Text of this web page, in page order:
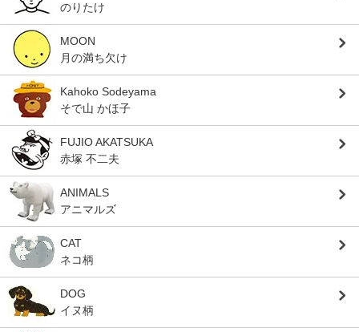
のりたけ
MOON
月の満ち欠け
Kahoko Sodeyama
そで山 かほ子
FUJIO AKATSUKA
赤塚 不二夫
ANIMALS
アニマルズ
CAT
ネコ柄
DOG
イヌ柄